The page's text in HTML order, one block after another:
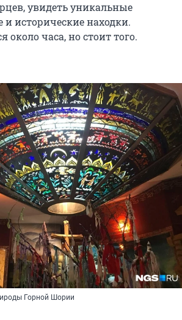
увидеть уникальные
и исторические находки.
около часа, но стоит того.
Горной Шории